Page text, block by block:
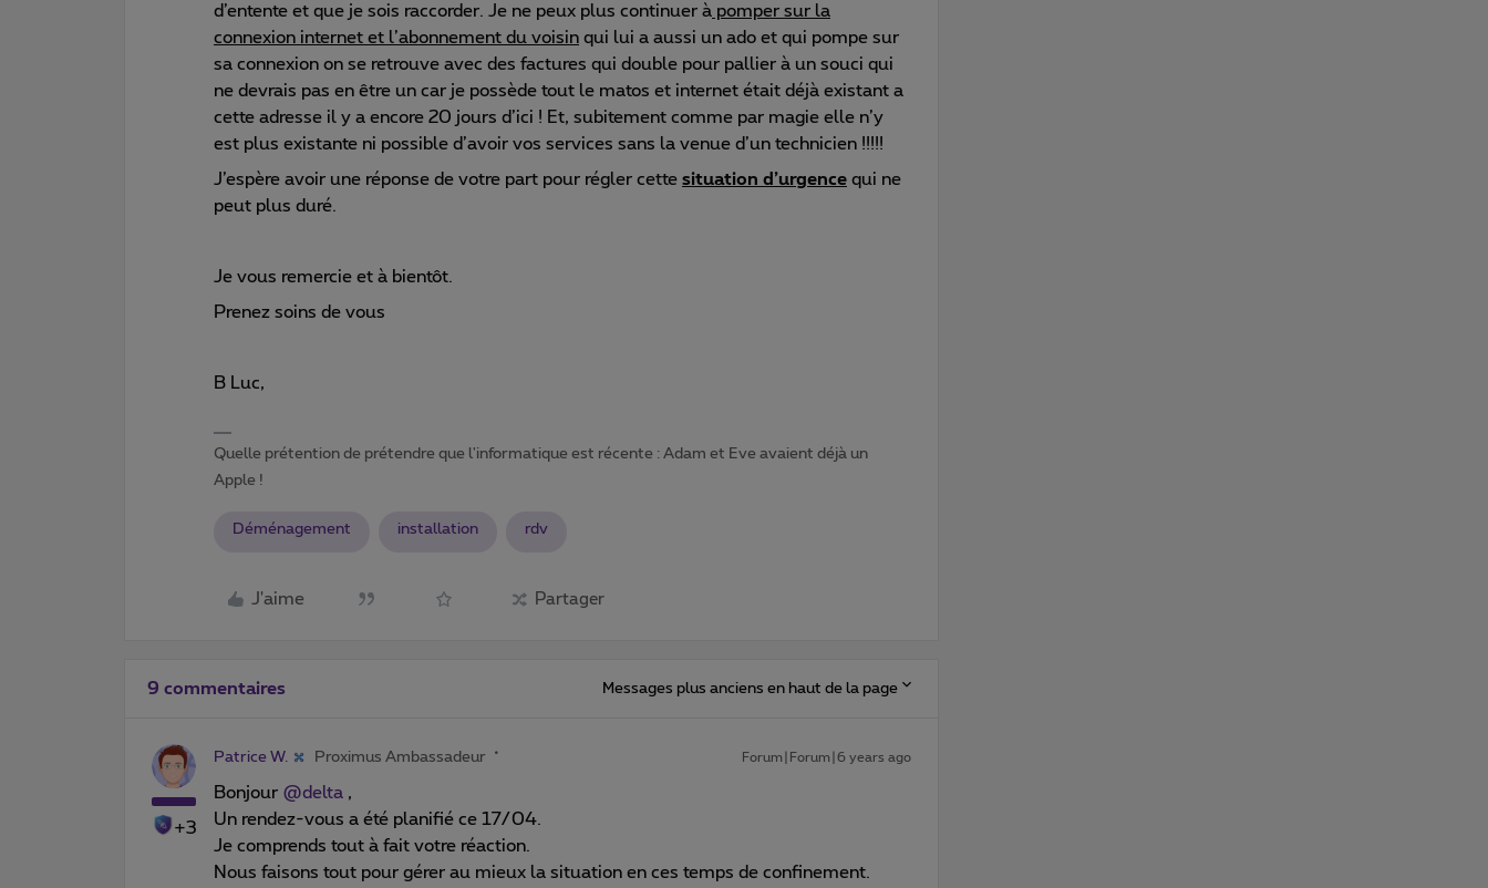
d’entente et que je sois raccorder. Je ne peux plus continuer à pomper sur la
connexion internet et l’abonnement du voisin qui lui a aussi un ado et qui pompe sur
sa connexion on se retrouve avec des factures qui double pour pallier à un souci qui
ne devrais pas en être un car je possède tout le matos et internet était déjà existant a
cette adresse il y a encore 20 jours d’ici ! Et, subitement comme par magie elle n’y
est plus existante ni possible d’avoir vos services sans la venue d’un technicien !!!!!
J’espère avoir une réponse de votre part pour régler cette situation d’urgence qui ne
peut plus duré.
Je vous remercie et à bientôt.
Prenez soins de vous
B Luc,
Quelle prétention de prétendre que l'informatique est récente : Adam et Eve avaient déjà un
Apple !
Déménagement installation rdv
J'aime Partager
9 commentaires Messages plus anciens en haut de la page
+3
Patrice W. Proximus Ambassadeur Forum|Forum|6 years ago
Bonjour @delta ,
Un rendez-vous a été planifié ce 17/04.
Je comprends tout à fait votre réaction.
Nous faisons tout pour gérer au mieux la situation en ces temps de confinement.